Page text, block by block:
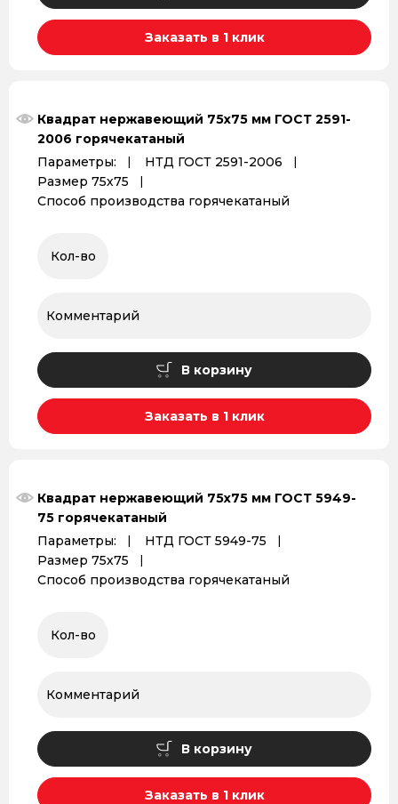
Заказать в 1 клик
Квадрат нержавеющий 75х75 мм ГОСТ 2591-
2006 горячекатаный
Параметры:
НТД ГОСТ 2591-2006
Размер 75х75
Способ производства горячекатаный
В корзину
Заказать в 1 клик
Квадрат нержавеющий 75х75 мм ГОСТ 5949-
75 горячекатаный
Параметры:
НТД ГОСТ 5949-75
Размер 75х75
Способ производства горячекатаный
В корзину
Заказать в 1 клик